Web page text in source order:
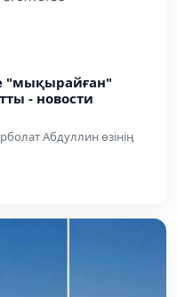
"мықырайған"
- новости
Абдуллин өзінің